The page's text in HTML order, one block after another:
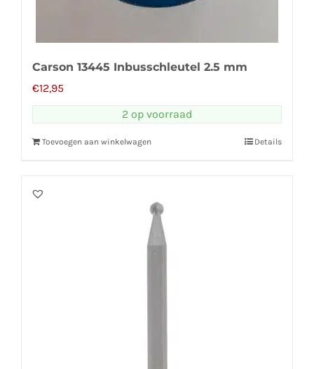
Carson 13445 Inbusschleutel 2.5 mm
€12,95
2 op voorraad
Toevoegen aan winkelwagen Details